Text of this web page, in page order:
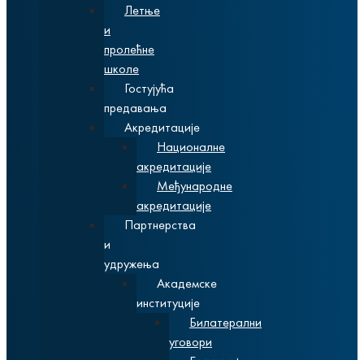
Летње
и
пролећне
школе
Гостујућа
предавања
Акредитације
Националне
акредитације
Међународне
акредитације
Партнерства
и
удружења
Академске
институције
Билатерални
уговори